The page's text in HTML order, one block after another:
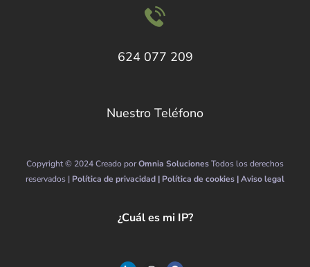
624 077 209
Nuestro Teléfono
Copyright © 2024 Creado porOmnia SolucionesTodos los derechos
reservados | Política de privacidad | Política de cookies |Aviso legal
¿Cuál es mi IP?